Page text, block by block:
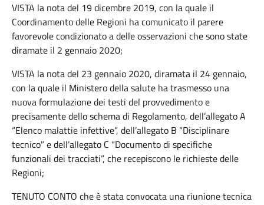
VISTA la nota del 19 dicembre 2019, con la quale il
Coordinamento delle Regioni ha comunicato il parere
favorevole condizionato a delle osservazioni che sono state
diramate il 2 gennaio 2020;
VISTA la nota del 23 gennaio 2020, diramata il 24 gennaio,
con la quale il Ministero della salute ha trasmesso una
nuova formulazione dei testi del provvedimento e
precisamente dello schema di Regolamento, dell’allegato A
“Elenco malattie infettive”, dell’allegato B “Disciplinare
tecnico” e dell’allegato C “Documento di specifiche
funzionali dei tracciati”, che recepiscono le richieste delle
Regioni;
TENUTO CONTO che è stata convocata una riunione tecnica